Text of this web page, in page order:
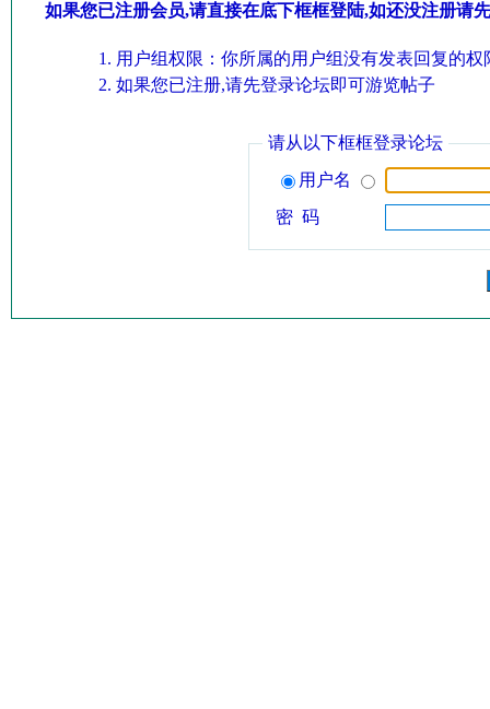
如果您已注册会员,请直接在底下框框登陆,如还没注册请
用户组权限：你所属的用户组没有发表回复的权
如果您已注册,请先登录论坛即可游览帖子
请从以下框框登录论坛
用户名
密 码